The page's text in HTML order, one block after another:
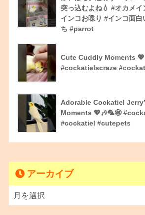
突っ込むよね💧 #オカメ
インコお喋り #インコ面
ち #parrot
Cute Cuddly Moments
#cockatielscraze
Adorable Cockatiel
Moments 💖🎶🦜🤩
#cockatiel #cutepets
アーカイブ